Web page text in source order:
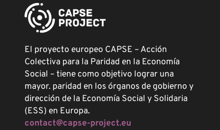
El proyecto europeo CAPSE – Acción
Colectiva para la Paridad en la Economía
Social – tiene como objetivo lograr una
mayor. paridad en los órganos de gobierno y
dirección de la Economía Social y Solidaria
(ESS) en Europa.
contact@capse-project.eu